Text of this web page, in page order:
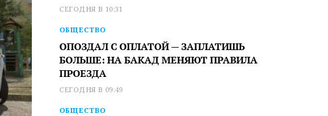
СЕГОДНЯ В 10:31
ОБЩЕСТВО
ОПОЗДАЛ С ОПЛАТОЙ — ЗАПЛАТИШЬ
БОЛЬШЕ: НА БАКАД МЕНЯЮТ ПРАВИЛА
ПРОЕЗДА
СЕГОДНЯ В 09:49
ОБЩЕСТВО